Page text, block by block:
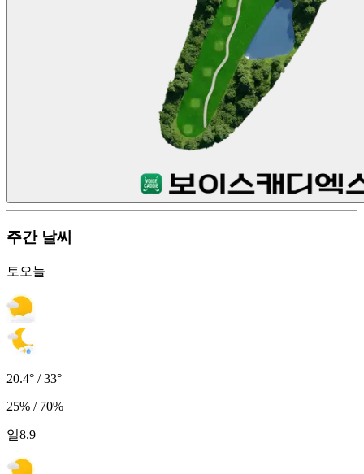
주간 날씨
토 오늘
20.4° / 33°
25% / 70%
일8.9